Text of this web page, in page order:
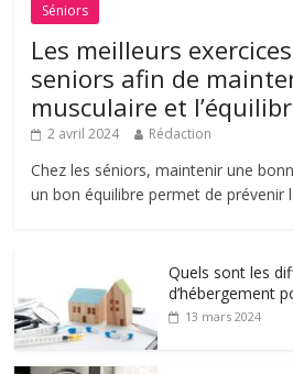
Séniors
Les meilleurs
seniors afin de
musculaire et
2 avril 2024 Rédaction
Chez les séniors, maintenir une
un bon équilibre permet de prévenir
Quels sont les
d’hébergement
13 mars 2024